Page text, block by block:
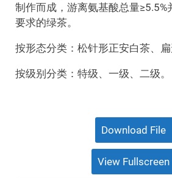
制作而成，游离氨基酸总量≥5.5%
要求的绿茶。
按形态分类：松针形正安白茶、扁
按级别分类：特级、一级、二级。
Download File
View Fullscreen